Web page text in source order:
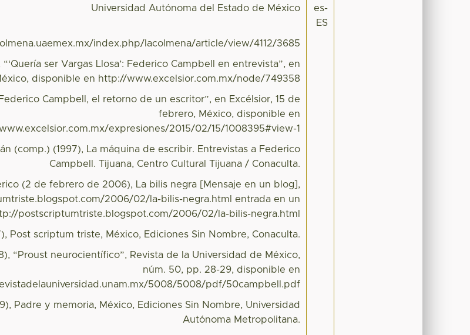
Universidad Autónoma del Estado de México
es-
ES
index.php/lacolmena/article/view/4112/3685
ser Vargas Llosa’: Federico Campbell en entrevista”, en
disponible en http://www.excelsior.com.mx/node/749358
Campbell, el retorno de un escritor”, en Excélsior, 15 de
febrero, México, disponible en
expresiones/2015/02/15/1008395#view-1
(comp.) (1997), La máquina de escribir. Entrevistas a Federico
Campbell. Tijuana, Centro Cultural Tijuana / Conaculta.
(2 de febrero de 2006), La bilis negra [Mensaje en un blog],
2006/02/la-bilis-negra.html entrada en un
postscriptumtriste.blogspot.com/2006/02/la-bilis-negra.html
Post scriptum triste, México, Ediciones Sin Nombre, Conaculta.
“Proust neurocientífico”, Revista de la Universidad de México,
núm. 50, pp. 28-29, disponible en
5008/5008/pdf/50campbell.pdf
Padre y memoria, México, Ediciones Sin Nombre, Universidad
Autónoma Metropolitana.